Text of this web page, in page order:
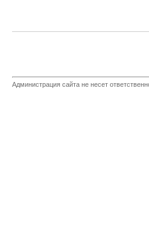
Администрация сайта не несет